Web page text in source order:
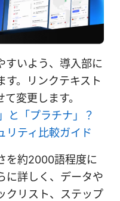
すいよう、導入部に
す。リンクテキスト
変更します。
と「プラチナ」？
リティ比較ガイド
を約2000語程度に
に詳しく、データや
クリスト、ステップ